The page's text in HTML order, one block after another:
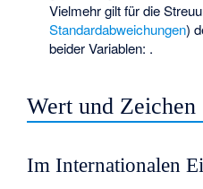
Vielmehr gilt für die
Standardabweichungen)
beider Variablen: .
Wert und Zeichen
Im Internationalen